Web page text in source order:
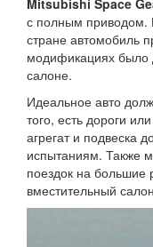
Mitsubishi Space
с полным приводом.
стране автомобиль
модификациях было
салоне.
Идеальное авто
того, есть дороги
агрегат и подвеска
испытаниям. Также
поездок на большие
вместительный